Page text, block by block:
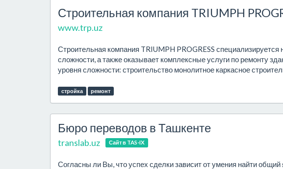
Строительная компания TRIUMPH
www.trp.uz
Строительная компания TRIUMPH PROGRESS специализируется
сложности, а также оказывает комплексные услуги по ремонту
уровня сложности: строительство монолитное каркасное
стройка ремонт
Бюро переводов в Ташкенте
translab.uz Сайт в TAS-IX
Согласны ли Вы, что успех сделки зависит от умения найти